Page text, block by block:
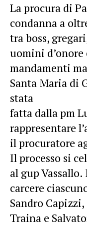
La procura di
condanna a
tra boss,
uomini
mandamenti
Santa Maria di
stata
fatta dalla pm
rappresentare
il procuratore
Il processo si
al gup
carcere
Sandro
Traina e